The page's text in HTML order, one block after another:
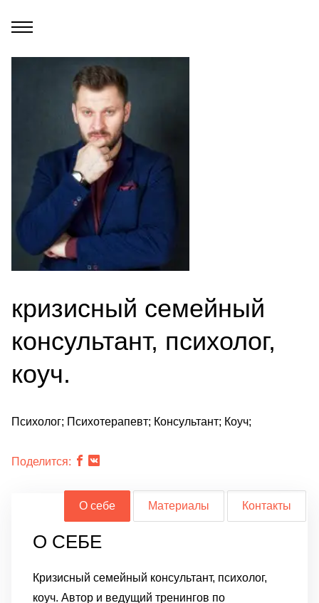
кризисный семейный
консультант, психолог,
коуч.
Психолог; Психотерапевт; Консультант; Коуч;
Поделится:
О себе Материалы Контакты
О СЕБЕ
Кризисный семейный консультант, психолог,
коуч. Автор и ведущий тренингов по